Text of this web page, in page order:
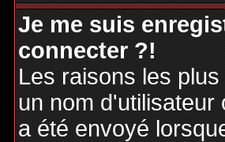
Je me suis
connecter ?!
Les raisons les
un nom d'utilisateur
a été envoyé